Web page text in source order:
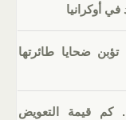
أوكرانيا
تؤبن ضحايا طائرتها
كم قيمة التعويض